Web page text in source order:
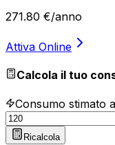
271.80 €/anno
Attiva Online
Calcola il tuo
Consumo stimato
Ricalcola